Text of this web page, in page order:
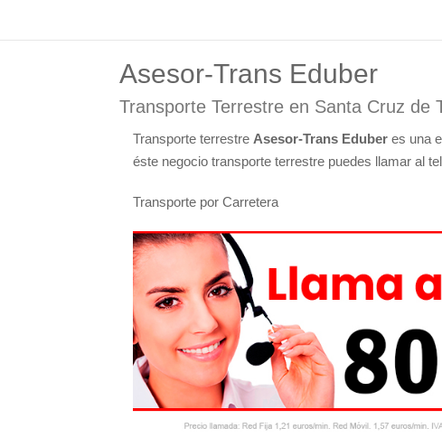
Asesor-Trans Eduber
Transporte Terrestre en Santa Cruz de
Transporte terrestre Asesor-Trans Eduber es una
éste negocio transporte terrestre puedes llamar al
Transporte por Carretera